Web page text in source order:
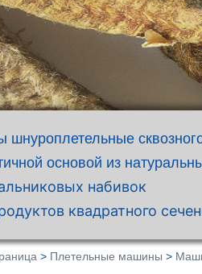
основой из
набивок
квадратного
> Плетельные машины >